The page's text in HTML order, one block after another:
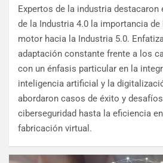
Expertos de la industria destacaron
de la Industria 4.0 la importancia
motor hacia la Industria 5.0.
adaptación constante frente a los
con un énfasis particular en la
inteligencia artificial y la
abordaron casos de éxito y
ciberseguridad hasta la eficiencia
fabricación virtual.